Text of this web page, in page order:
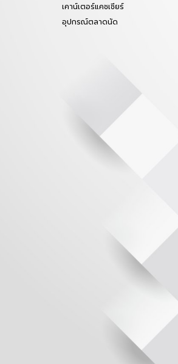
เคาน์เตอร์แคชเชียร์
อุปกรณ์ตลาดนัด